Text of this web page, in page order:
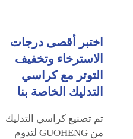
اختبر أقصى درجات
الاسترخاء وتخفيف
التوتر مع كراسي
التدليك الخاصة بنا
تم تصنيع كراسي التدليك
من GUOHENG لتدوم